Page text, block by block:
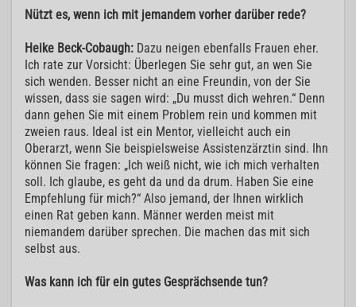
Nützt es, wenn ich mit jemandem vorher darüber rede?
Heike Beck-Cobaugh: Dazu neigen ebenfalls Frauen eher.
Ich rate zur Vorsicht: Überlegen Sie sehr gut, an wen Sie
sich wenden. Besser nicht an eine Freundin, von der Sie
wissen, dass sie sagen wird: „Du musst dich wehren.“ Denn
dann gehen Sie mit einem Problem rein und kommen mit
zweien raus. Ideal ist ein Mentor, vielleicht auch ein
Oberarzt, wenn Sie beispielsweise Assistenzärztin sind. Ihn
können Sie fragen: „Ich weiß nicht, wie ich mich verhalten
soll. Ich glaube, es geht da und da drum. Haben Sie eine
Empfehlung für mich?“ Also jemand, der Ihnen wirklich
einen Rat geben kann. Männer werden meist mit
niemandem darüber sprechen. Die machen das mit sich
selbst aus.
Was kann ich für ein gutes Gesprächsende tun?